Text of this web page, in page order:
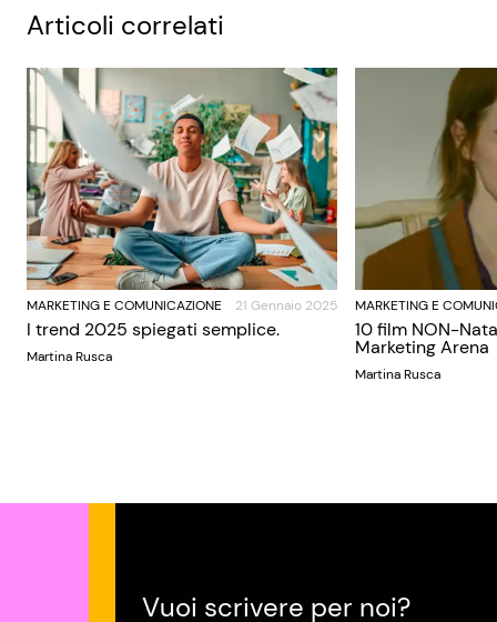
Articoli correlati
MARKETING E COMUNICAZIONE 21 Gennaio 2025
I trend 2025 spiegati semplice.
Martina Rusca
MARKETING E
10 film NON-
Marketing Arena
Martina Rusca
Vuoi scrivere per noi?